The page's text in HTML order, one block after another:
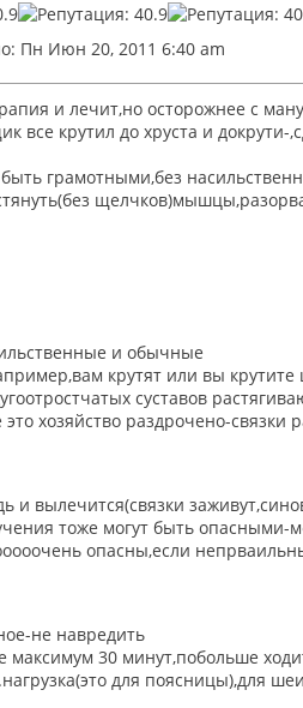
Пн Июн 20, 2011 6:40 am
и лечит,но осторожнее с
все крутил до хруста и докрути-
грамотными,без
и обычные
крутят или вы
суставов
хозяйство раздрочено-
и вылечится(связки
тоже могут быть
опасны,если
не навредить
максимум 30 минут,побольше
для поясницы),для